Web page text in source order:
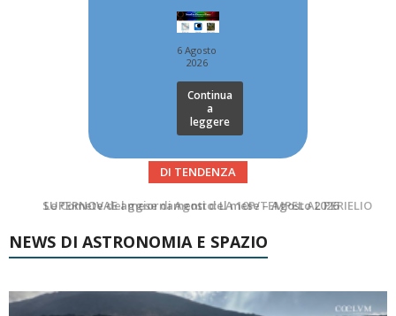
6 Agosto
2026
Continua
a
leggere
DI TENDENZA
Le Comete del mese di Agosto: LA 10P/TEMPEL AL PERIELIO
Asteroidi del mese Agosto 2026
NEWS DI ASTRONOMIA E SPAZIO